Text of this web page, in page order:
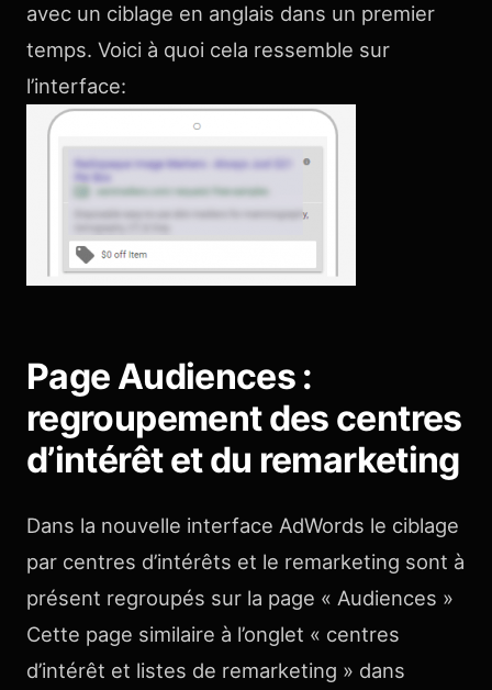
avec un ciblage en anglais dans un premier
temps. Voici à quoi cela ressemble sur
l’interface:
Page Audiences :
regroupement des centres
d’intérêt et du remarketing
Dans la nouvelle interface AdWords le ciblage
par centres d’intérêts et le remarketing sont à
présent regroupés sur la page « Audiences »
Cette page similaire à l’onglet « centres
d’intérêt et listes de remarketing » dans